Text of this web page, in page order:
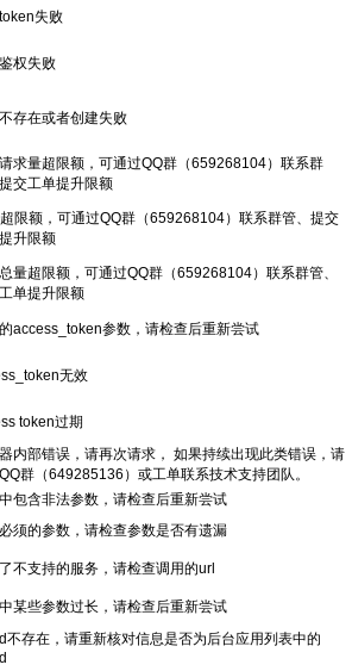
失败
权失败
存在或者创建失败
求量超限额，可通过QQ群（659268104）联系群
交工单提升限额
限额，可通过QQ群（659268104）联系群管、提交
升限额
量超限额，可通过QQ群（659268104）联系群管、
单提升限额
access_token参数，请检查后重新尝试
无效
token过期
内部错误，请再次请求， 如果持续出现此类错误，请
群（649285136）或工单联系技术支持团队。
包含非法参数，请检查后重新尝试
须的参数，请检查参数是否有遗漏
不支持的服务，请检查调用的url
某些参数过长，请检查后重新尝试
不存在，请重新核对信息是否为后台应用列表中的